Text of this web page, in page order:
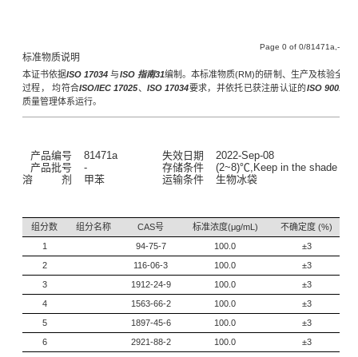
Page of /81471a,-
标准物质说明
本证书依据ISO 17034 与ISO 指南31编制。本标准物质(RM)的研制、生产及核验全
过程， 均符合ISO/IEC 17025、ISO 17034要求，并依托已获注册认证的ISO 9001
质量管理体系运行。
产品编号 81471a 失效日期
2022-Sep-08
产品批号
- 存储条件
(2~8)℃,Keep in the shade
溶 剂
甲苯 运输条件 生物冰袋
组分数 组分名称 CAS号 标准浓度(μg/mL)
不确定度 (%)
1
94-75-7 100.0
±3
2
116-06-3 100.0
±3
3
1912-24-9 100.0
±3
4
1563-66-2 100.0
±3
5
1897-45-6 100.0
±3
6
2921-88-2 100.0
±3